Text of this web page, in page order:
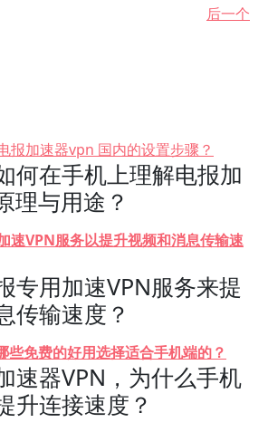
后一个
报加速器vpn 国内的设置步骤？
何在手机上理解电报加
理与用途？
速VPN服务以提升视频和消息传输速
专用加速VPN服务来提
传输速度？
些免费的好用选择适合手机端的？
速器VPN，为什么手机
升连接速度？